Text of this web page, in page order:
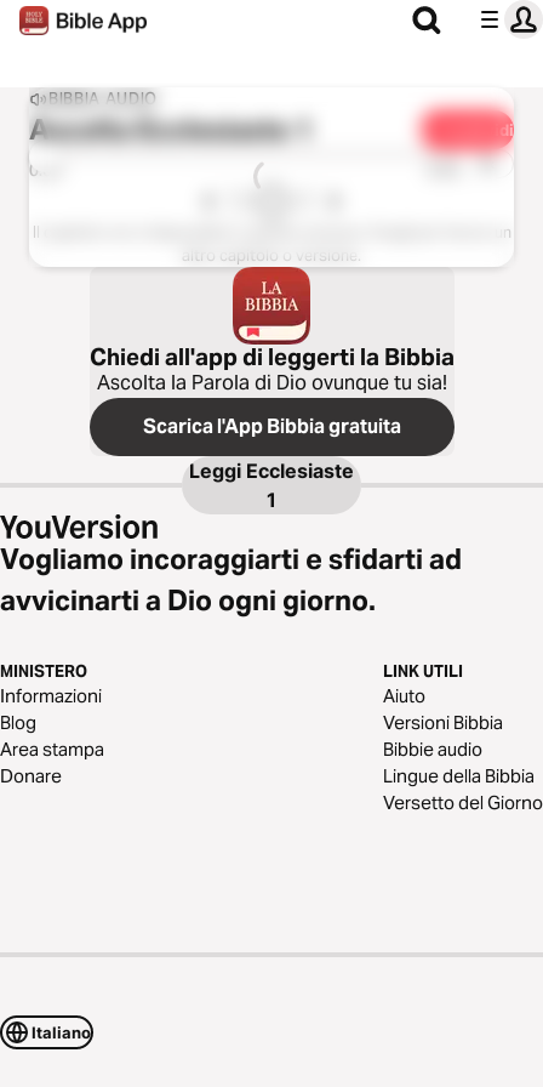
BIBBIA AUDIO
AscoltaEcclesiaste 1 Condividi
0:00 1x
Il capitolo non è disponibile in questa versione. Scegli per favore un
altro capitolo o versione.
Chiedi all'app di leggerti la Bibbia
Ascolta la Parola di Dio ovunque tu sia!
Scarica l'App Bibbia gratuita
Leggi Ecclesiaste
1
Vogliamo incoraggiarti e sfidarti ad
avvicinarti a Dio ogni giorno.
MINISTERO
Informazioni
Blog
Area stampa
Donare
LINK UTILI
Aiuto
Versioni Bibbia
Bibbie audio
Lingue della Bibbia
Versetto del Giorno
Italiano